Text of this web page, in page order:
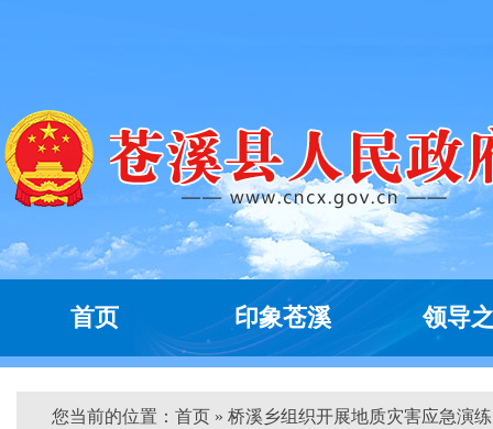
首页 印象苍溪 领导
您当前的位置： 首页 » 桥溪乡组织开展地质灾害应急演